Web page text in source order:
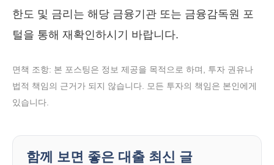
한도 및 금리는 해당 금융기관 또는 금융감독원 포
털을 통해 재확인하시기 바랍니다.
면책 조항: 본 포스팅은 정보 제공을 목적으로 하며, 투자 권유나
법적 책임의 근거가 되지 않습니다. 모든 투자의 책임은 본인에게
있습니다.
함께 보면 좋은 대출 최신 글